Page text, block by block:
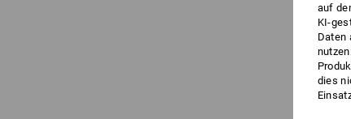
auf
KI-
Daten
dies